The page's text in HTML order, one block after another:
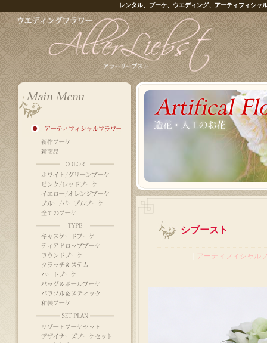
レンタル、ブーケ、ウエディング、アーティフィシャ
シブースト
アーティフィシャル